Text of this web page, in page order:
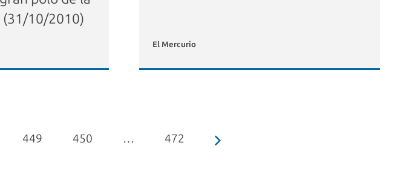
10/2010)
El Mercurio
449 450 … 472